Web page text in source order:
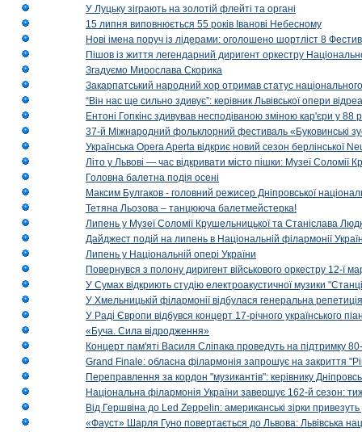
У Луцьку зіграють на золотій флейті та органі
15 липня виповнюється 55 років Іванові Небесному
Нові імена поруч із лідерами: оголошено шортліст 8
Пішов із життя легендарний диригент оркестру
Згадуємо Мирослава Скорика
Закарпатський народний хор отримав статус національного
“Він нас ще сильно здивує”: керівник Львівської опери
Ентоні Гопкінс здивував несподіваною зміною кар'єри у 88
37-й Міжнародний фольклорний фестиваль «Буковинські
Українська Opera Aperta відкриє новий сезон берлінської
Літо у Львові — час відкривати місто пішки: Музеї Соломії
Головна балетна подія осені
Максим Булгаков - головний режисер Дніпровської
Тетяна Льозова – танцююча балетмейстерка!
Липень у Музеї Соломії Крушельницької та Станіслава
Дайджест подій на липень в Національній філармонії
Липень у Національній опері України
Повернувся з полону диригент військового оркестру 12-ї
У Сумах відкриють студію електроакустичної музики
У Хмельницькій філармонії відбулася генеральна
У Раді Європи відбувся концерт 17-річного українського
«Буча. Сила відродження»
Концерт пам'яті Василя Сліпака проведуть на підтримку
Grand Finale: обласна філармонія запрошує на закриття
Переправлення за кордон "музикантів": керівнику
Національна філармонія України завершує 162-й сезон:
Від Гершвіна до Led Zeppelin: американські зірки
«Фауст» Шарля Гуно повертається до Львова: Львівська